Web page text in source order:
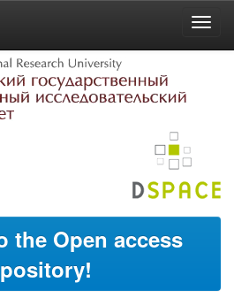
the Open access